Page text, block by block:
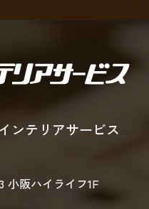
ンテリアサービス
小阪ハイライフ1F